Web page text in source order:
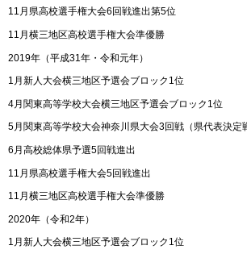
11月県高校選手権大会6回戦進出第5位
11月横三地区高校選手権大会準優勝
2019年（平成31年・令和元年）
1月新人大会横三地区予選会ブロック1位
4月関東高等学校大会横三地区予選会ブロック1位
5月関東高等学校大会神奈川県大会3回戦（県代表決定
6月高校総体県予選5回戦進出
11月県高校選手権大会5回戦進出
11月横三地区高校選手権大会準優勝
2020年（令和2年）
1月新人大会横三地区予選会ブロック1位